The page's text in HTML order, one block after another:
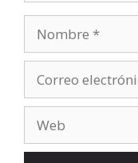
electrónico